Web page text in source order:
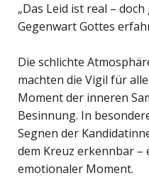
„Das Leid ist real –
Gegenwart Gottes
Die schlichte
machten die Vigil für
Moment der inneren
Besinnung. In
Segnen der
dem Kreuz erkennbar
emotionaler Moment.